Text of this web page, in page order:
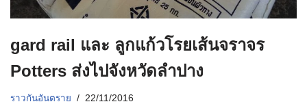
gard rail และ ลูกแก้วโรยเส้นจราจร
Potters ส่งไปจังหวัดลำปาง
ราวกันอันตราย 22/11/2016